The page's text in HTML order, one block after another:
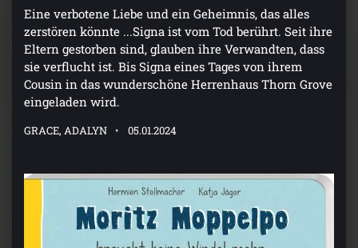
Eine verbotene Liebe und ein Geheimnis, das alles
zerstören könnte ...Signa ist vom Tod berührt. Seit ihre
Eltern gestorben sind, glauben ihre Verwandten, dass
sie verflucht ist. Bis Signa eines Tages von ihrem
Cousin in das wunderschöne Herrenhaus Thorn Grove
eingeladen wird.
GRACE, ADALYN 05.01.2024